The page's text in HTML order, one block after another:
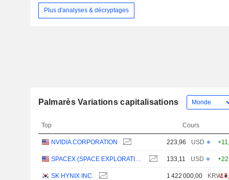
Plus d'analyses & décryptages
Palmarès Variations capitalisations
Top Cours
NVIDIA CORPORATION 223,96 USD
133,11 USD
SK HYNIX INC. 1 422 000,00 KRW
-